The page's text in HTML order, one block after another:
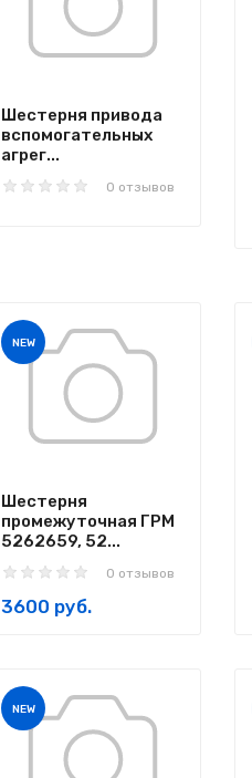
Шестерня привода
вспомогательных
агрег...
0 отзывов
NEW
Шестерня
промежуточная ГРМ
5262659, 52...
0 отзывов
3600 руб.
NEW